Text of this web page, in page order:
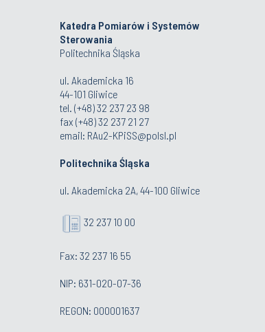
Katedra Pomiarów i Systemów
Sterowania
Politechnika Śląska
ul. Akademicka 16
44-101 Gliwice
tel. (+48) 32 237 23 98
fax (+48) 32 237 21 27
email: RAu2-KPiSS@polsl.pl
Politechnika Śląska
ul. Akademicka 2A, 44-100 Gliwice
32 237 10 00
Fax: 32 237 16 55
NIP: 631-020-07-36
REGON: 000001637